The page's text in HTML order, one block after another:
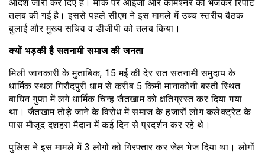
आदेश जारी कर दिए हैं। मौके पर आईजी और कमिश्नर को भेजकर रिपोर्ट
तलब की गई है। इससे पहले सीएम ने इस मामले में उच्च स्तरीय बैठक
बुलाई और मुख्य सचिव व डीजीपी को तलब किया।
क्यों भड़की है सतनामी समाज की जनता
मिली जानकारी के मुताबिक, 15 मई की देर रात सतनामी समुदाय के
धार्मिक स्थल गिरौदपुरी धाम से करीब 5 किमी मानाकोनी बस्ती स्थित
बाघिन गुफा में लगे धार्मिक चिन्ह जैतखाम को क्षतिग्रस्त कर दिया गया
था। जैतखाम तोड़े जाने के विरोध में समाज के हजारों लोग कलेक्ट्रेट के
पास मौजूद दशहरा मैदान में कई दिन से प्रदर्शन कर रहे थे।
पुलिस ने इस मामले में 3 लोगों को गिरफ्तार कर जेल भेज दिया था। लोगों